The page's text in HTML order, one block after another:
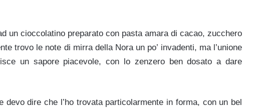
un cioccolatino preparato con pasta amara di cacao, zucchero
trovo le note di mirra della Nora un po’ invadenti, ma l’unione
un sapore piacevole, con lo zenzero ben dosato a dare
devo dire che l’ho trovata particolarmente in forma, con un bel